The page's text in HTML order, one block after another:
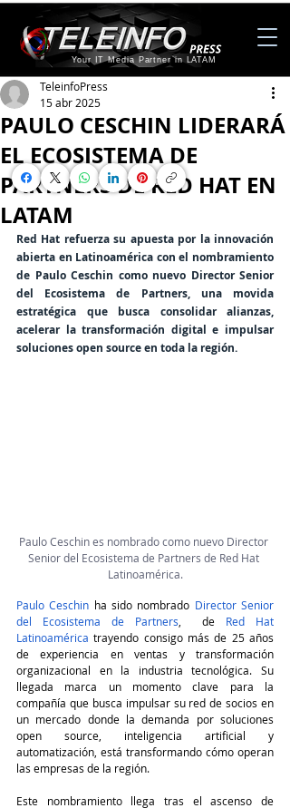
Your IT Media Partner in LATAM
PAULO CESCHIN LIDERARÁ
EL ECOSISTEMA DE
PARTNERS DE RED HAT EN
LATAM
TeleinfoPress
15 abr 2025
Red Hat refuerza su apuesta por la innovación
abierta en Latinoamérica con el nombramiento
de Paulo Ceschin como nuevo Director Senior
del Ecosistema de Partners, una movida
estratégica que busca consolidar alianzas,
acelerar la transformación digital e impulsar
soluciones open source en toda la región.
Paulo Ceschin es nombrado como nuevo Director
Senior del Ecosistema de Partners de Red Hat
Latinoamérica.
Paulo Ceschin ha sido nombrado Director Senior
del Ecosistema de Partners ,  de Red Hat
Latinoamérica trayendo consigo más de 25 años
de experiencia en ventas y transformación
organizacional en la industria tecnológica. Su
llegada marca un momento clave para la
compañía que busca impulsar su red de socios en
un mercado donde la demanda por soluciones
open source, inteligencia artificial y
automatización, está transformando cómo operan
las empresas de la región.